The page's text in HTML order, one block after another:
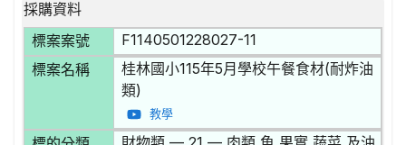
採購資料
標案案號
F1140501228027-11
標案名稱
桂林國小115年5月學校午餐食材(耐炸油
類)
教學